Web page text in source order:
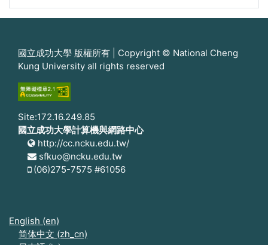
國立成功大學 版權所有 | Copyright © National Cheng
Kung University all rights reserved
Site:172.16.249.85
國立成功大學計算機與網路中心
http://cc.ncku.edu.tw/
sfkuo@ncku.edu.tw
(06)275-7575 #61056
English ‎(en)‎
简体中文 ‎(zh_cn)‎